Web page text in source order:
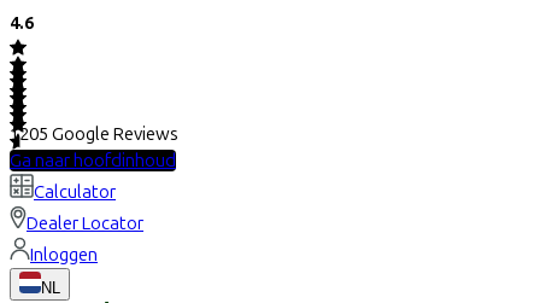
4.6
1205 Google Reviews
Ga naar hoofdinhoud
Calculator
Dealer Locator
Inloggen
NL